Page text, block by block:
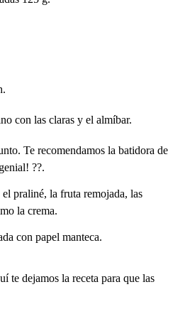
con las claras y el almíbar.
Te recomendamos la batidora de
??.
praliné, la fruta remojada, las
la crema.
con papel manteca.
dejamos la receta para que las